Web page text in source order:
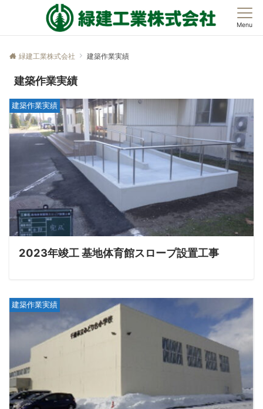
Menu
緑建工業株式会社 建築作業実績
建築作業実績
建築作業実績
2023年竣工 基地体育館スロープ設置工事
建築作業実績